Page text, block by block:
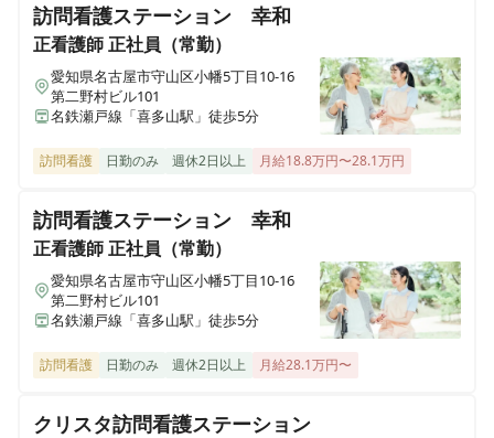
准看護師 正社員（常勤）
《碧南市》＊介護医療院勤務＊賞与3ヶ月◎残業ほぼゼ
ロ◎地域に密着した94床の一般病院で患者様のサポート
をお願いします！
《碧南市》＊夜勤専従非常勤＊残業ほぼゼロ◎介護医療
院での夜間看護
正看護師 正社員（常勤）
《碧南市》＊一般病棟勤務＊賞与3ヶ月◎残業ほぼゼロ
◎地域に密着した94床の一般病院で患者様のサポートを
訪問看護ステーション 幸和
正看護師正社員（常勤）
愛知県名古屋市守山区小幡5丁目10-16
第二野村ビル101
名鉄瀬戸線「喜多山駅」徒歩5分
訪問看護 日勤のみ 週休2日以上 月給18.8万円〜28.1万円
訪問看護ステーション 幸和
正看護師正社員（常勤）
愛知県名古屋市守山区小幡5丁目10-16
第二野村ビル101
名鉄瀬戸線「喜多山駅」徒歩5分
訪問看護 日勤のみ 週休2日以上 月給28.1万円〜
クリスタ訪問看護ステーション